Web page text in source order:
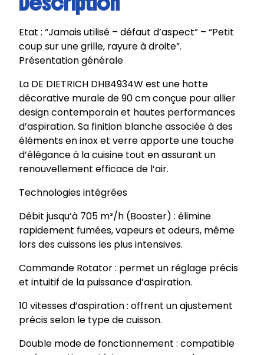
T
I
C
H
H
o
t
t
e
D
H
B
9
3
4
Etat : “Jamais utilisé – défaut d’aspect” – “Petit
coup sur une grille, rayure à droite”.
Présentation générale
La DE DIETRICH DHB4934W est une hotte
décorative murale de 90 cm conçue pour allier
design contemporain et hautes performances
d’aspiration. Sa finition blanche associée à des
éléments en inox et verre apporte une touche
d’élégance à la cuisine tout en assurant un
renouvellement efficace de l’air.
Technologies intégrées
Débit jusqu’à 705 m³/h (Booster) : élimine
rapidement fumées, vapeurs et odeurs, même
lors des cuissons les plus intensives.
Commande Rotator : permet un réglage précis
et intuitif de la puissance d’aspiration.
10 vitesses d’aspiration : offrent un ajustement
précis selon le type de cuisson.
Double mode de fonctionnement : compatible